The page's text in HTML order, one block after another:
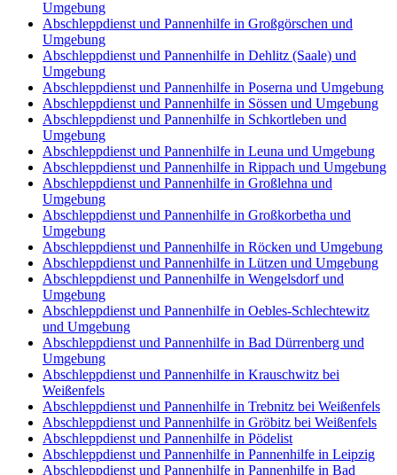
Umgebung
Abschleppdienst und Pannenhilfe in Großgörschen und
Umgebung
Abschleppdienst und Pannenhilfe in Dehlitz (Saale) und
Umgebung
Abschleppdienst und Pannenhilfe in Poserna und Umgebung
Abschleppdienst und Pannenhilfe in Sössen und Umgebung
Abschleppdienst und Pannenhilfe in Schkortleben und
Umgebung
Abschleppdienst und Pannenhilfe in Leuna und Umgebung
Abschleppdienst und Pannenhilfe in Rippach und Umgebung
Abschleppdienst und Pannenhilfe in Großlehna und
Umgebung
Abschleppdienst und Pannenhilfe in Großkorbetha und
Umgebung
Abschleppdienst und Pannenhilfe in Röcken und Umgebung
Abschleppdienst und Pannenhilfe in Lützen und Umgebung
Abschleppdienst und Pannenhilfe in Wengelsdorf und
Umgebung
Abschleppdienst und Pannenhilfe in Oebles-Schlechtewitz
und Umgebung
Abschleppdienst und Pannenhilfe in Bad Dürrenberg und
Umgebung
Abschleppdienst und Pannenhilfe in Krauschwitz bei
Weißenfels
Abschleppdienst und Pannenhilfe in Trebnitz bei Weißenfels
Abschleppdienst und Pannenhilfe in Gröbitz bei Weißenfels
Abschleppdienst und Pannenhilfe in Pödelist
Abschleppdienst und Pannenhilfe in Pannenhilfe in Leipzig
Abschleppdienst und Pannenhilfe in Pannenhilfe in Bad